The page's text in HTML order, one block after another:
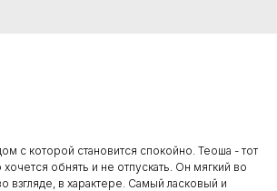
с которой становится спокойно. Теоша - тот
обнять и не отпускать. Он мягкий во
взгляде, в характере. Самый ласковый и